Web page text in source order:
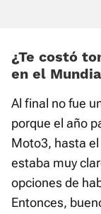
¿Te costó
en el
Al final no fue
porque el año
Moto3, hasta
estaba muy
opciones de
Entonces,